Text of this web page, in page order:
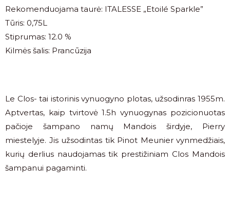
Rekomenduojama taurė: ITALESSE „Etoilé Sparkle”
Tūris: 0,75L
Stiprumas: 12.0 %
Kilmės šalis: Prancūzija
Le Clos- tai istorinis vynuogyno plotas, užsodinras 1955m.
Aptvertas, kaip tvirtovė 1.5h vynuogynas pozicionuotas
pačioje šampano namų Mandois širdyje, Pierry
miestelyje. Jis užsodintas tik Pinot Meunier vynmedžiais,
kurių derlius naudojamas tik prestižiniam Clos Mandois
šampanui pagaminti.